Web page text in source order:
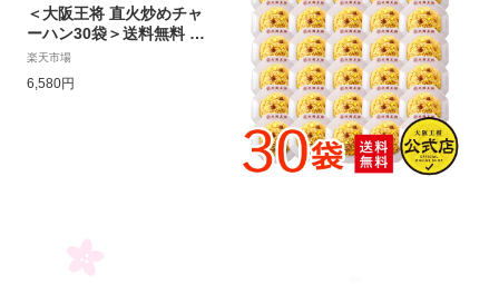
＜大阪王将 直火炒めチャ
ーハン30袋＞送料無料 冷
凍食品 通販 チャーハン
炒飯 焼き飯 ごはん お取
り寄せ お取り寄せグルメ
楽天市場
6,580円